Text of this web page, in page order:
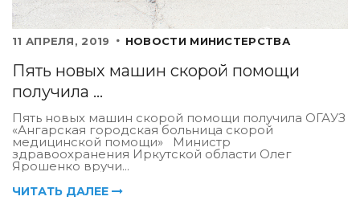
11 АПРЕЛЯ, 2019 НОВОСТИ МИНИСТЕРСТВА
Пять новых машин скорой помощи
получила ...
Пять новых машин скорой помощи получила ОГАУЗ
«Ангарская городская больница скорой
медицинской помощи» Министр
здравоохранения Иркутской области Олег
Ярошенко вручи...
ЧИТАТЬ ДАЛЕЕ